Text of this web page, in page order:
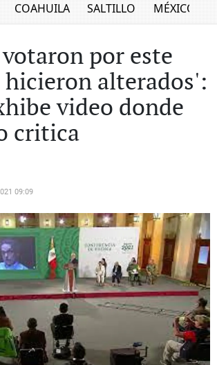
COAHUILA SALTILLO MÉXICO
por este
hicieron alterados':
video donde
critica
09:09